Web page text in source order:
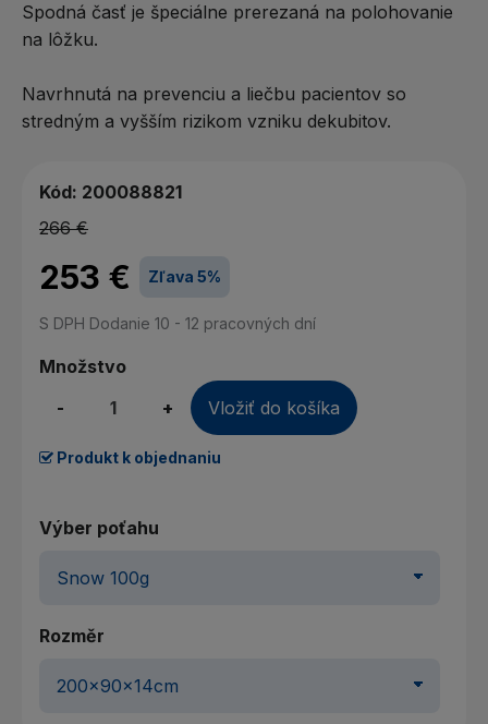
Spodná časť je špeciálne prerezaná na polohovanie
na lôžku.
Navrhnutá na prevenciu a liečbu pacientov so
stredným a vyšším rizikom vzniku dekubitov.
Kód: 200088821
266 €
253 € Zľava 5%
S DPH Dodanie 10 - 12 pracovných dní
Množstvo
-
+ Vložiť do košíka
Produkt k objednaniu
Výber poťahu
Rozměr